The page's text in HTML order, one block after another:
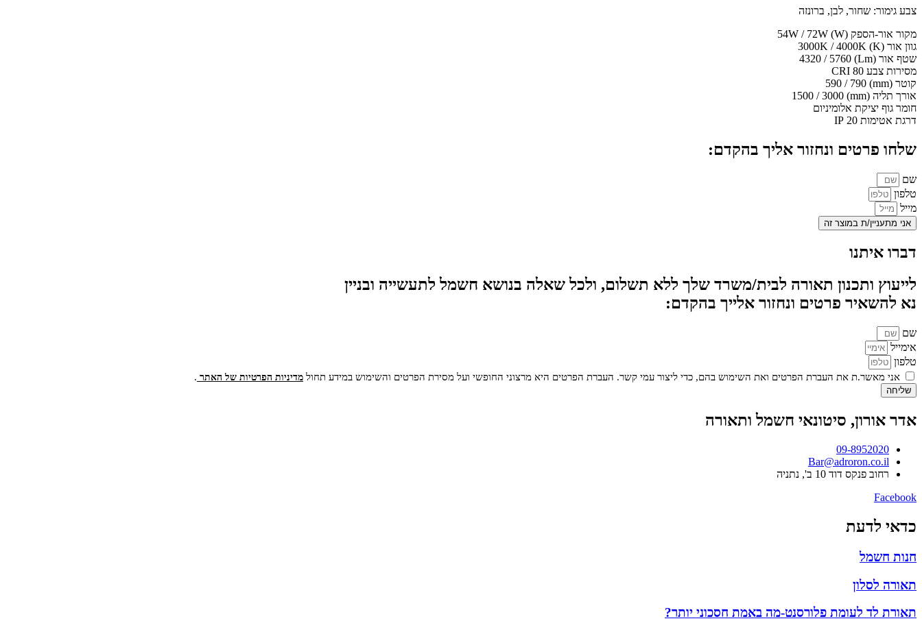
צבע גימור: שחור, לבן, ברונזה
מקור אור-הספק (W)
54W / 72W
גוון אור (K)
3000K / 4000K
שטף אור (Lm)
4320 / 5760
מסירות צבע CRI 80
קוטר (mm)
590 / 790
אורך תליה (mm)
1500 / 3000
חומר גוף יציקת אלומיניום
דרגת אטימות IP 20
שלחו פרטים ונחזור אליך בהקדם:
שם
טלפון
מייל
אני מתעניין/ת במוצר זה
דברו איתנו
לייעוץ ותכנון תאורה לבית/משרד שלך ללא תשלום, ולכל שאלה בנושא חשמל לתעשייה ובניין
נא להשאיר פרטים ונחזור אלייך בהקדם:
שם
אימייל
טלפון
אני מאשר.ת את העברת הפרטים ואת השימוש בהם, כדי ליצור עמי קשר. העברת הפרטים היא מרצוני החופשי ועל מסירת הפרטים והשימוש במידע תחול מדיניות הפרטיות של האתר .
שליחה
אדר אורון, סיטונאי חשמל ותאורה
09-8952020
Bar@adroron.co.il
רחוב פנקס דוד 10 ב', נתניה
Facebook
כדאי לדעת
חנות חשמל
תאורה לסלון
תאורת לד לעומת פלורסנט-מה באמת חסכוני יותר?